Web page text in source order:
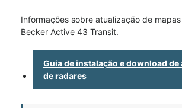
Informações sobre atualização de
Becker Active 43 Transit.
Guia de instalação e download
de radares